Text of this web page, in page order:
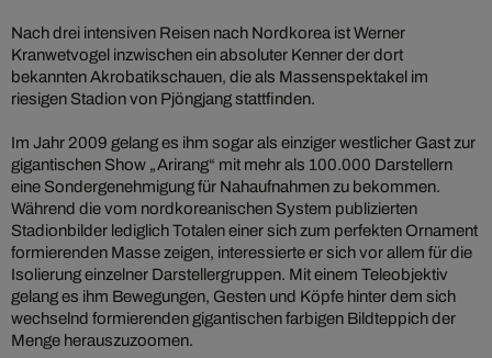
Nach drei intensiven Reisen nach Nordkorea ist Werner
Kranwetvogel inzwischen ein absoluter Kenner der dort
bekannten Akrobatikschauen, die als Massenspektakel im
riesigen Stadion von Pjöngjang stattfinden.
Im Jahr 2009 gelang es ihm sogar als einziger westlicher Gast zur
gigantischen Show „Arirang“ mit mehr als 100.000 Darstellern
eine Sondergenehmigung für Nahaufnahmen zu bekommen.
Während die vom nordkoreanischen System publizierten
Stadionbilder lediglich Totalen einer sich zum perfekten Ornament
formierenden Masse zeigen, interessierte er sich vor allem für die
Isolierung einzelner Darstellergruppen. Mit einem Teleobjektiv
gelang es ihm Bewegungen, Gesten und Köpfe hinter dem sich
wechselnd formierenden gigantischen farbigen Bildteppich der
Menge herauszuzoomen.